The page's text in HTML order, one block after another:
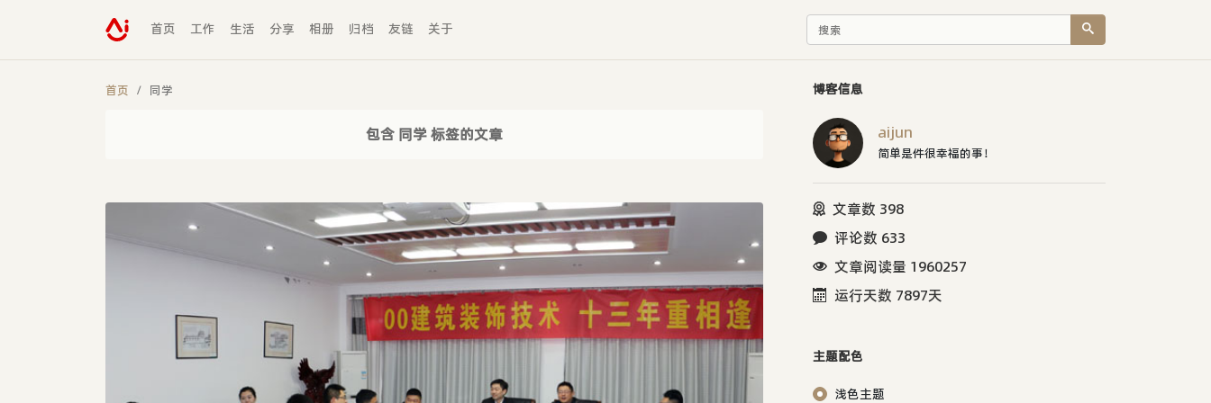
首页 工作 生活 分享 相册 归档 友链 关于
首页 同学
包含 同学 标签的文章
博客信息
aijun
简单是件很幸福的事！
文章数 398
评论数 633
文章阅读量 1960257
运行天数 7897天
主题配色
浅色主题